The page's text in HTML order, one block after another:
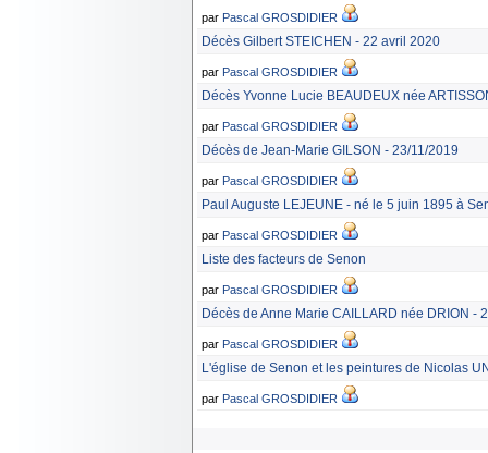
par Pascal GROSDIDIER
Décès Gilbert STEICHEN - 22 avril 2020
par Pascal GROSDIDIER
Décès Yvonne Lucie BEAUDEUX née
par Pascal GROSDIDIER
Décès de Jean-Marie GILSON - 23/11/2019
par Pascal GROSDIDIER
Paul Auguste LEJEUNE - né le 5 juin 1895 à
par Pascal GROSDIDIER
Liste des facteurs de Senon
par Pascal GROSDIDIER
Décès de Anne Marie CAILLARD née DRION -
par Pascal GROSDIDIER
L'église de Senon et les peintures de Nicolas
par Pascal GROSDIDIER